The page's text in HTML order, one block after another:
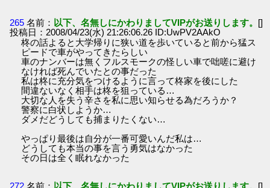
265 名前： 以下、名無しにかわりましてVIPがお送りします。 []
投稿日：2008/04/23(水) 21:26:06.26 ID:UwPV2AAkO
柊の話よると大学帰りに狭い道を歩いていると前から猛ス
ピードで車がやってきたらしい
車のナンバーは無くフルスモークの怪しい車で咄嗟に避け
なければ死んでいたとの事だった
私は柊に充分気をつけるように言って柊家を後にした
間違ないなく相手は柊を狙っている…
大切な人を失う辛さを私に思い知らせる為だろうか？
警察に白状しようか…
ダメだどうしても捕まりたくない…
やっぱり最後は自分が一番可愛いんだ私は…
どうしても本当の事を言う勇気はなかった
その日は全く眠れなかった